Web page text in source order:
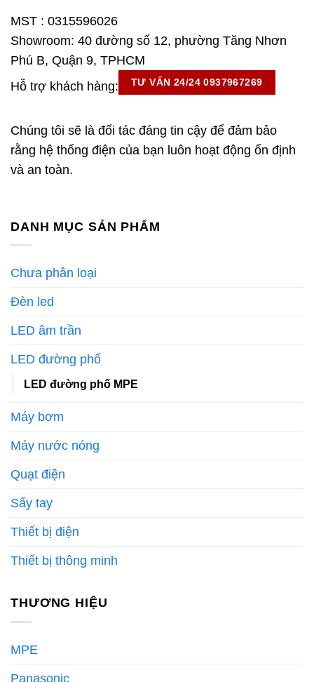
MST : 0315596026
Showroom: 40 đường số 12, phường Tăng Nhơn
Phú B, Quận 9, TPHCM
Hỗ trợ khách hàng:
TƯ VẤN 24/24 0937967269
Chúng tôi sẽ là đối tác đáng tin cậy để đảm bảo
rằng hệ thống điện của bạn luôn hoạt động ổn định
và an toàn.
DANH MỤC SẢN PHẨM
Chưa phân loại
Đèn led
LED âm trần
LED đường phố
LED đường phố MPE
Máy bơm
Máy nước nóng
Quạt điện
Sấy tay
Thiết bị điện
Thiết bị thông minh
THƯƠNG HIỆU
MPE
Panasonic